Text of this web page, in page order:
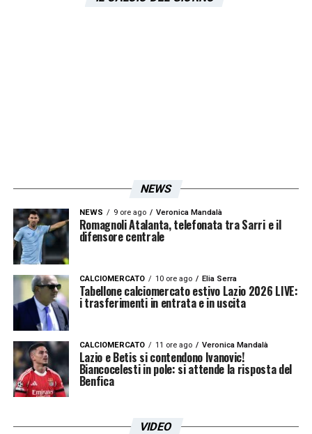
motivo, il tempismo potrebbe rivelarsi
NEWS
NEWS 9 ore ago Veronica Mandalà
Romagnoli Atalanta, telefonata tra Sarri e il
difensore centrale
CALCIOMERCATO 10 ore ago Elia Serra
Tabellone calciomercato estivo Lazio 2026 LIVE:
i trasferimenti in entrata e in uscita
CALCIOMERCATO 11 ore ago Veronica Mandalà
Lazio e Betis si contendono Ivanovic!
Biancocelesti in pole: si attende la risposta del
Benfica
VIDEO